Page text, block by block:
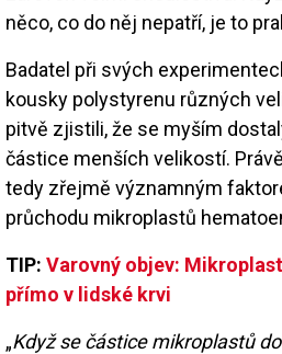
něco, co do něj nepatří, je to
Badatel při svých
kousky polystyrenu různých
pitvě zjistili, že se myším
částice menších velikostí.
tedy zřejmě významným
průchodu mikroplastů
TIP: Varovný objev:
přímo v lidské krvi
„Když se částice mikroplastů